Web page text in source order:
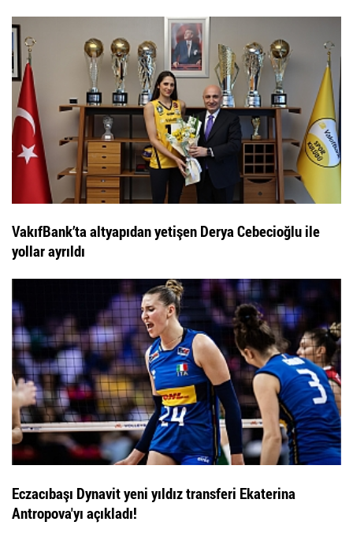
VakıfBank’ta altyapıdan yetişen Derya Cebecioğlu ile
yollar ayrıldı
Eczacıbaşı Dynavit yeni yıldız transferi Ekaterina
Antropova'yı açıkladı!